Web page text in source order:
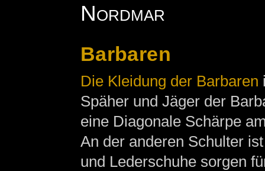
Nordmar
Barbaren
Die Kleidung der Barbaren
Späher und Jäger der
eine Diagonale Schärpe
An der anderen Schulter
und Lederschuhe sorgen